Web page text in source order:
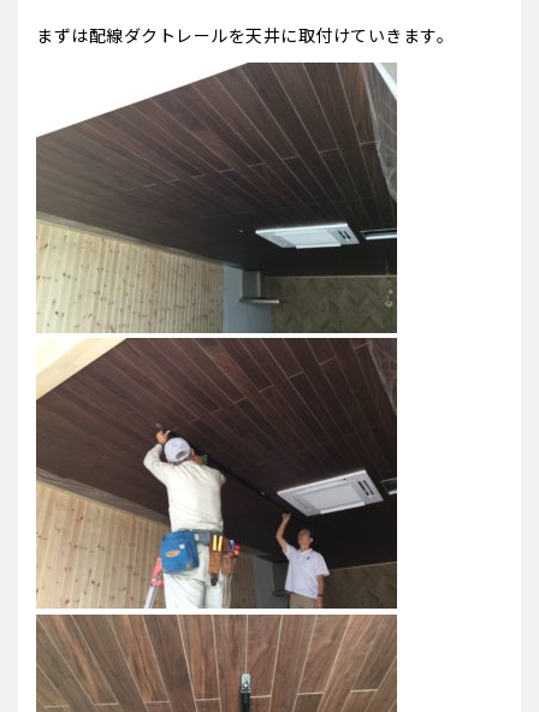
まずは配線ダクトレールを天井に取付けていきます。